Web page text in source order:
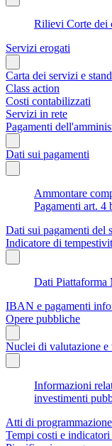
Rilievi Corte dei
Servizi erogati
Carta dei servizi e
Class action
Costi contabilizzati
Servizi in rete
Pagamenti
Dati sui pagamenti
Ammontare
Pagamenti art.
Dati sui pagamenti del
Indicatore di
Dati Piattaforma
IBAN e pagamenti
Opere pubbliche
Nuclei di valutazione
Informazioni
investimenti
Atti di
Tempi costi e